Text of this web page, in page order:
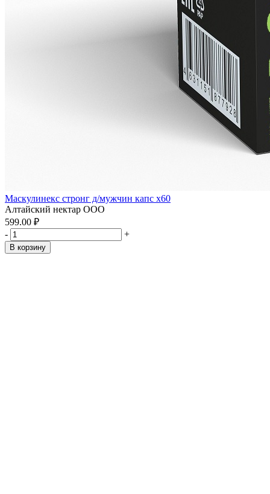
Маскулинекс стронг д/мужчин капс x60
Алтайский нектар ООО
599.00 ₽
-
+
В корзину